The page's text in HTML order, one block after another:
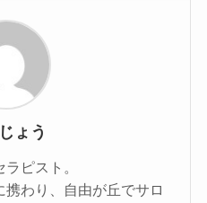
ょう
ピスト。
わり、自由が丘でサロ